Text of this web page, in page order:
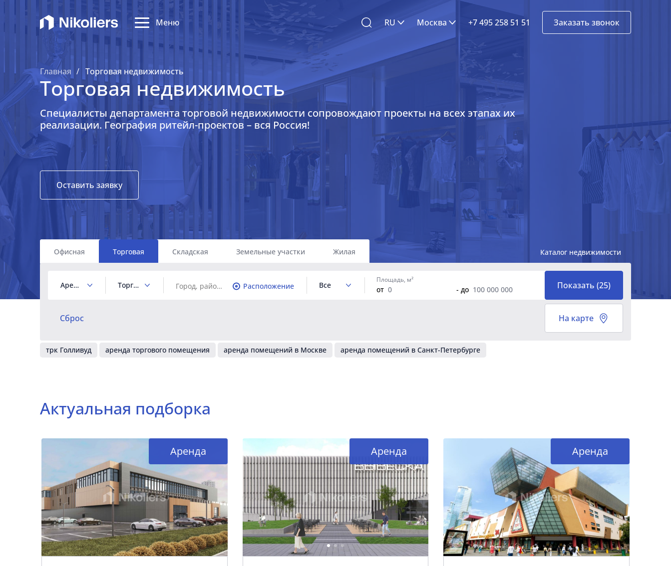
Меню RU Москва +7 495 258 51 51 Заказать звонок
Главная Торговая недвижимость
Торговая недвижимость
Специалисты департамента торговой недвижимости сопровождают проекты на всех этапах их
реализации. География ритейл-проектов – вся Россия!
Оставить заявку
Каталог недвижимости
Офисная Торговая Складская Земельные участки Жилая
Аренда Торговый центр Расположение Все
Площадь, м²
от - до Показать (25)
Сброс На карте
трк Голливуд аренда торгового помещения аренда помещений в Москве аренда помещений в Санкт-Петербурге
Актуальная подборка
Аренда Аренда Аренда